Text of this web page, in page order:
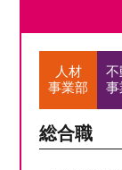
人材
事業部
不
事
総合職